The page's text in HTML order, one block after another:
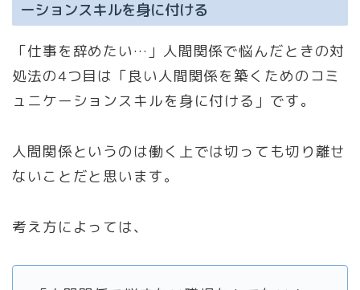
ーションスキルを身に付ける
「仕事を辞めたい…」人間関係で悩んだときの対
処法の4つ目は「良い人間関係を築くためのコミ
ュニケーションスキルを身に付ける」です。
人間関係というのは働く上では切っても切り離せ
ないことだと思います。
考え方によっては、